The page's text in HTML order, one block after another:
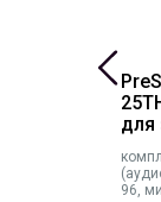
для
96,